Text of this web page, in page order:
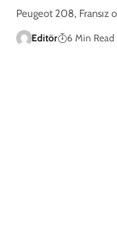
Peugeot 208, Fransız
Editör 6 Min Read